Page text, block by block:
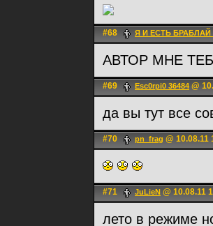
#68 Я И ЕСТЬ
АВТОР МНЕ
#69 Esc0rpi0 36484 @
да вы тут все
#70 pn_frag @ 10.08.11
#71 JuLieN @ 10.08.11
лето в режиме